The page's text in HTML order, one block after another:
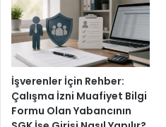
İşverenler İçin Rehber:
Çalışma İzni Muafiyet Bilgi
Formu Olan Yabancının